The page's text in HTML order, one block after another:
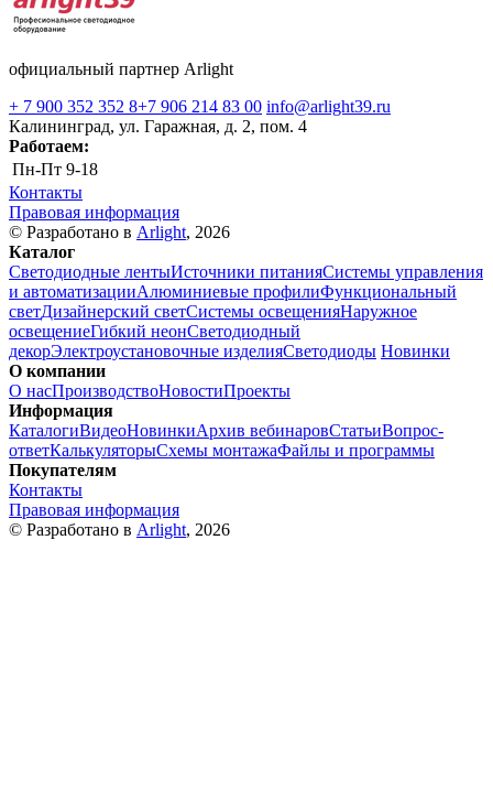
официальный партнер Arlight
+ 7 900 352 352 8+7 906 214 83 00 info@arlight39.ru
Калининград, ул. Гаражная, д. 2, пом. 4
Работаем:
Пн-Пт 9-18
Контакты
Правовая информация
© Разработано в Arlight, 2026
Каталог
Светодиодные лентыИсточники питанияСистемы управления
и автоматизацииАлюминиевые профилиФункциональный
светДизайнерский светСистемы освещенияНаружное
освещениеГибкий неонСветодиодный
декорЭлектроустановочные изделияСветодиоды Новинки
О компании
О насПроизводствоНовостиПроекты
Информация
КаталогиВидеоНовинкиАрхив вебинаровСтатьиВопрос-
ответКалькуляторыСхемы монтажаФайлы и программы
Покупателям
Контакты
Правовая информация
© Разработано в Arlight, 2026